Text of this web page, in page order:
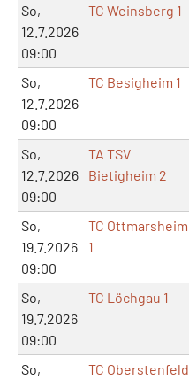
So,
12.7.2026
09:00
TC Weinsberg 1
So,
12.7.2026
09:00
TC Besigheim 1
So,
12.7.2026
09:00
TA TSV
Bietigheim 2
So,
19.7.2026
09:00
TC Ottmarsheim
1
So,
19.7.2026
09:00
TC Löchgau 1
So,
TC Oberstenfeld